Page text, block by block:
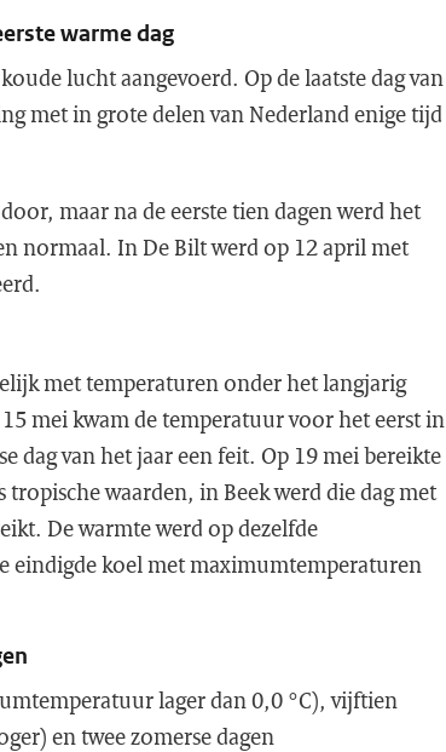
warme dag
lucht aangevoerd. Op de laatste dag van
met in grote delen van Nederland enige tijd
maar na de eerste tien dagen werd het
normaal. In De Bilt werd op 12 april met
met temperaturen onder het langjarig
mei kwam de temperatuur voor het eerst in
dag van het jaar een feit. Op 19 mei bereikte
waarden, in Beek werd die dag met
De warmte werd op dezelfde
eindigde koel met maximumtemperaturen
lager dan 0,0 °C), vijftien
en twee zomerse dagen